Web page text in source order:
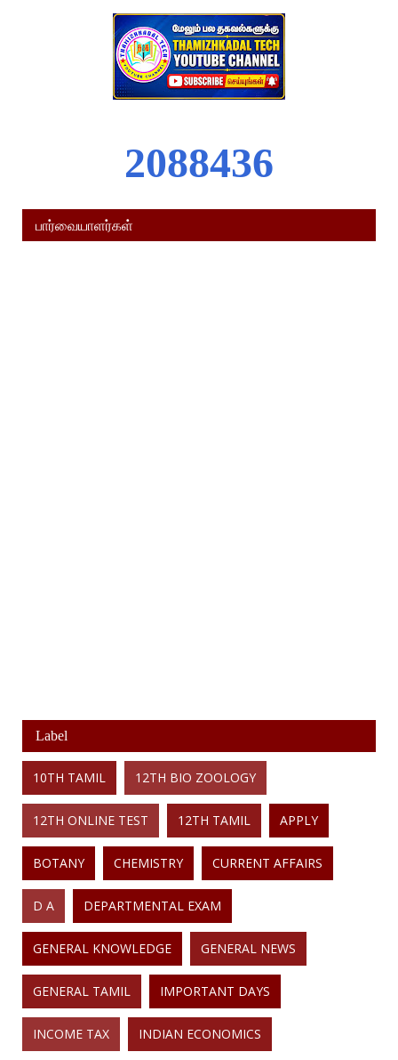
2088436
பார்வையாளர்கள்
Label
10TH TAMIL 12TH BIO ZOOLOGY
12TH ONLINE TEST 12TH TAMIL APPLY
BOTANY CHEMISTRY CURRENT AFFAIRS
D A DEPARTMENTAL EXAM
GENERAL KNOWLEDGE GENERAL NEWS
GENERAL TAMIL IMPORTANT DAYS
INCOME TAX INDIAN ECONOMICS